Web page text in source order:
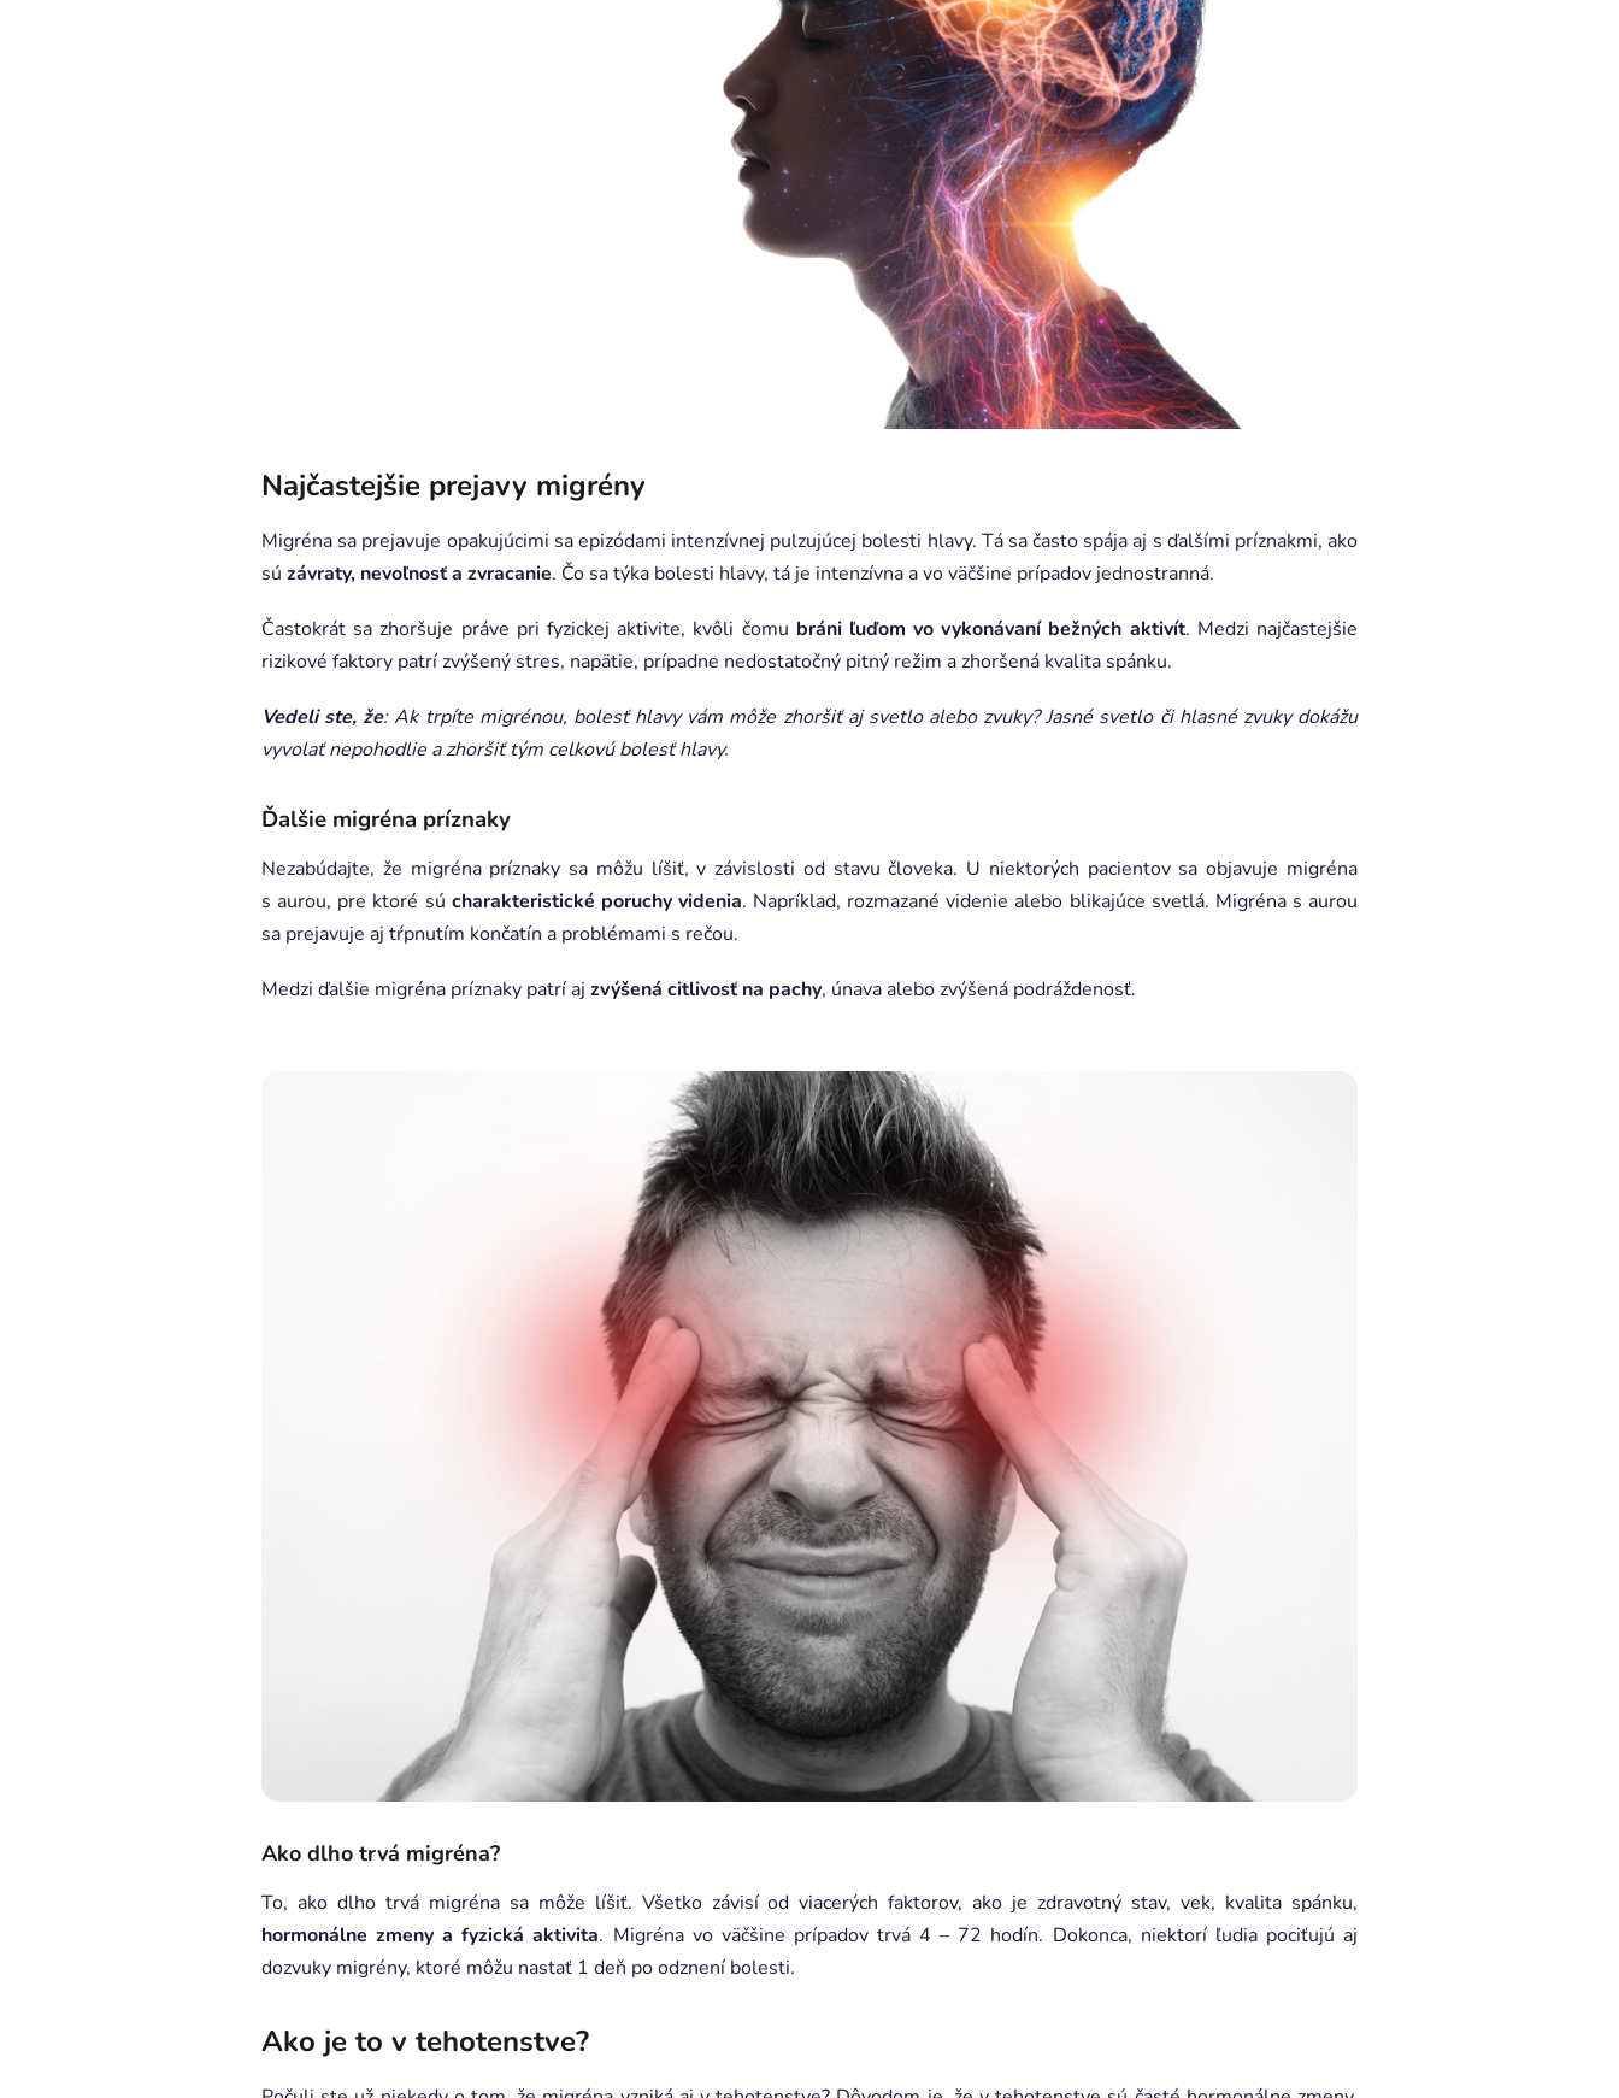
Najčastejšie prejavy migrény
Migréna sa prejavuje opakujúcimi sa epizódami intenzívnej pulzujúcej bolesti hlavy. Tá sa často spája aj s ďalšími príznakmi, ako
sú závraty, nevoľnosť a zvracanie. Čo sa týka bolesti hlavy, tá je intenzívna a vo väčšine prípadov jednostranná.
Častokrát sa zhoršuje práve pri fyzickej aktivite, kvôli čomu bráni ľuďom vo vykonávaní bežných aktivít. Medzi najčastejšie
rizikové faktory patrí zvýšený stres, napätie, prípadne nedostatočný pitný režim a zhoršená kvalita spánku.
Vedeli ste, že: Ak trpíte migrénou, bolesť hlavy vám môže zhoršiť aj svetlo alebo zvuky? Jasné svetlo či hlasné zvuky dokážu
vyvolať nepohodlie a zhoršiť tým celkovú bolesť hlavy.
Ďalšie migréna príznaky
Nezabúdajte, že migréna príznaky sa môžu líšiť, v závislosti od stavu človeka. U niektorých pacientov sa objavuje migréna
s aurou, pre ktoré sú charakteristické poruchy videnia. Napríklad, rozmazané videnie alebo blikajúce svetlá. Migréna s aurou
sa prejavuje aj tŕpnutím končatín a problémami s rečou.
Medzi ďalšie migréna príznaky patrí aj zvýšená citlivosť na pachy, únava alebo zvýšená podráždenosť.
Ako dlho trvá migréna?
To, ako dlho trvá migréna sa môže líšiť. Všetko závisí od viacerých faktorov, ako je zdravotný stav, vek, kvalita spánku,
hormonálne zmeny a fyzická aktivita. Migréna vo väčšine prípadov trvá 4 – 72 hodín. Dokonca, niektorí ľudia pociťujú aj
dozvuky migrény, ktoré môžu nastať 1 deň po odznení bolesti.
Ako je to v tehotenstve?